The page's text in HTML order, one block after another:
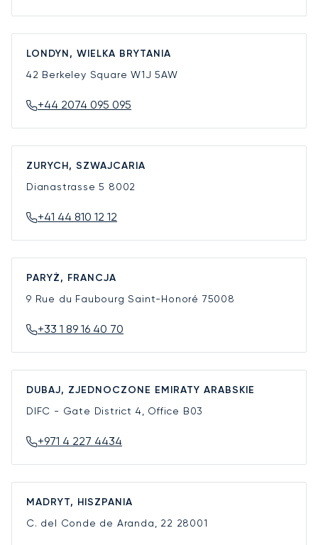
LONDYN, WIELKA BRYTANIA
42 Berkeley SquareW1J 5AW
+44 2074 095 095
ZURYCH, SZWAJCARIA
Dianastrasse 5 8002
+41 44 810 12 12
PARYŻ, FRANCJA
9 Rue du Faubourg Saint-Honoré 75008
+33 1 89 16 40 70
DUBAJ, ZJEDNOCZONE EMIRATY ARABSKIE
DIFC - Gate District 4, Office B03
+971 4 227 4434
MADRYT, HISZPANIA
C. del Conde de Aranda, 22 28001